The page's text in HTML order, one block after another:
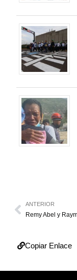
ANTERIOR
Copiar Enlace